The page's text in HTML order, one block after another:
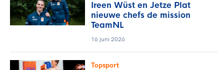
Ireen Wüst en Jetze Plat
nieuwe chefs de mission
TeamNL
16 juni 2026
Topsport